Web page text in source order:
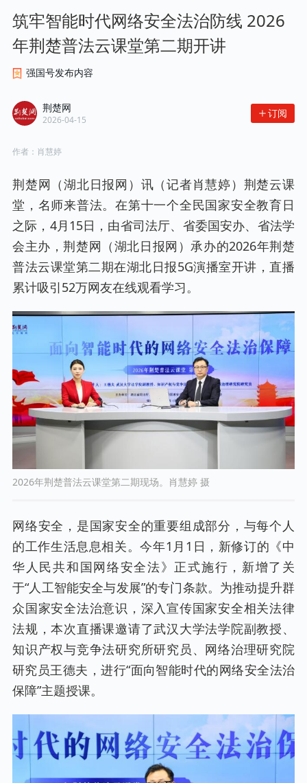
筑牢智能时代网络安全法治防线 2026
年荆楚普法云课堂第二期开讲
强国号发布内容
荆楚网
2026-04-15
订阅
作者： 肖慧婷
荆楚网（湖北日报网）讯（记者肖慧婷）荆楚云课
堂，名师来普法。在第十一个全民国家安全教育日
之际，4月15日，由省司法厅、省委国安办、省法学
会主办，荆楚网（湖北日报网）承办的2026年荆楚
普法云课堂第二期在湖北日报5G演播室开讲，直播
累计吸引52万网友在线观看学习。
2026年荆楚普法云课堂第二期现场。肖慧婷 摄
网络安全，是国家安全的重要组成部分，与每个人
的工作生活息息相关。今年1月1日，新修订的《中
华人民共和国网络安全法》正式施行，新增了关
于“人工智能安全与发展”的专门条款。为推动提升群
众国家安全法治意识，深入宣传国家安全相关法律
法规，本次直播课邀请了武汉大学法学院副教授、
知识产权与竞争法研究所研究员、网络治理研究院
研究员王德夫，进行“面向智能时代的网络安全法治
保障”主题授课。